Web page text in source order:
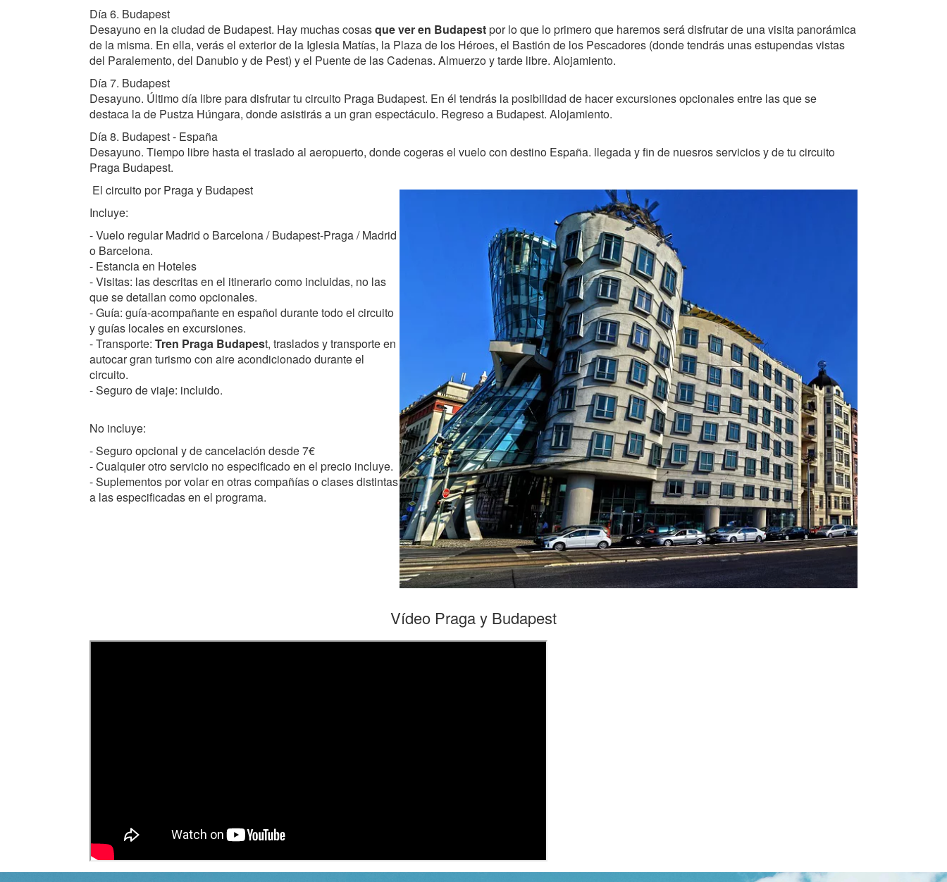
Día 6. Budapest
Desayuno en la ciudad de Budapest. Hay muchas cosasque ver en Budapestpor lo que lo primero que haremos será disfrutar de una visita panorámica
de la misma. En ella, verás el exterior de la Iglesia Matías, la Plaza de los Héroes, el Bastión de los Pescadores (donde tendrás unas estupendas vistas
del Paralemento, del Danubio y de Pest) y el Puente de las Cadenas. Almuerzo y tarde libre. Alojamiento.
Día 7. Budapest
Desayuno. Último día libre para disfrutar tu circuito Praga Budapest. En él tendrás la posibilidad de hacer excursiones opcionales entre las que se
destaca la de Pustza Húngara, donde asistirás a un gran espectáculo. Regreso a Budapest. Alojamiento.
Día 8. Budapest - España
Desayuno. Tiempo libre hasta el traslado al aeropuerto, donde cogeras el vuelo con destino España. llegada y fin de nuesros servicios y de tu circuito
Praga Budapest.
El circuito por Praga y Budapest
Incluye:
- Vuelo regular Madrid o Barcelona / Budapest-Praga / Madrid
o Barcelona.
- Estancia en Hoteles
- Visitas: las descritas en el itinerario como incluidas, no las
que se detallan como opcionales.
- Guía: guía-acompañante en español durante todo el circuito
y guías locales en excursiones.
- Transporte: Tren Praga Budapest, traslados y transporte en
autocar gran turismo con aire acondicionado durante el
circuito.
- Seguro de viaje: incluido.
No incluye:
- Seguro opcional y de cancelación desde 7€
- Cualquier otro servicio no especificado en el precio incluye.
- Suplementos por volar en otras compañías o clases distintas
a las especificadas en el programa.
Vídeo Praga y Budapest